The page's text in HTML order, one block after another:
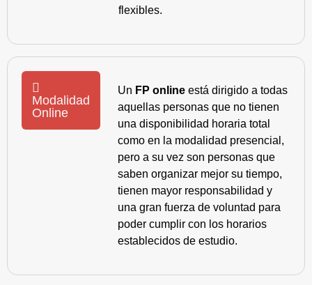
flexibles.
Modalidad
Online
Un FP online está dirigido a todas
aquellas personas que no tienen
una disponibilidad horaria total
como en la modalidad presencial,
pero a su vez son personas que
saben organizar mejor su tiempo,
tienen mayor responsabilidad y
una gran fuerza de voluntad para
poder cumplir con los horarios
establecidos de estudio.